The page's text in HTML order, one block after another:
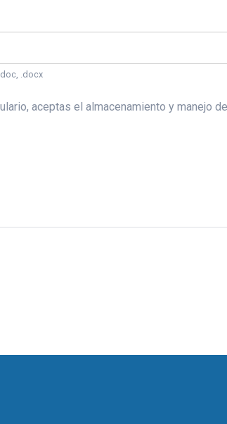
.docx
aceptas el almacenamiento y manejo